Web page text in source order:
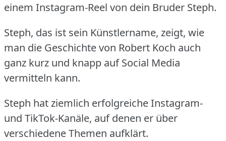
einem Instagram-Reel von dein Bruder Steph.
Steph, das ist sein Künstlername, zeigt, wie
man die Geschichte von Robert Koch auch
ganz kurz und knapp auf Social Media
vermitteln kann.
Steph hat ziemlich erfolgreiche Instagram-
und TikTok-Kanäle, auf denen er über
verschiedene Themen aufklärt.